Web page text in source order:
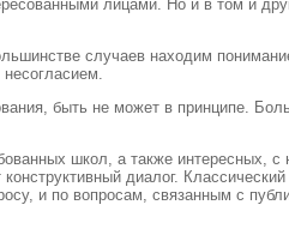
лицами. Но и в том и
случаев находим
быть не может в принципе.
школ, а также
диалог.
и по вопросам, связанным с